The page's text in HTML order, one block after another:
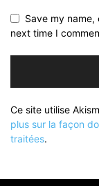
Save my
next time I
Ce site utilise
plus sur la façon
traitées.